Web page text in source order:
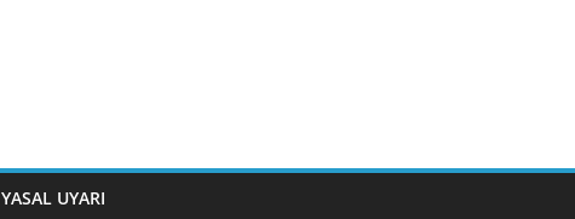
YASAL UYARI